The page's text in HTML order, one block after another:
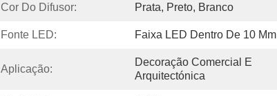
Cor Do Difusor: Prata, Preto, Branco
Fonte LED: Faixa LED Dentro De 10 Mm
Aplicação:
Decoração Comercial E
Arquitectónica